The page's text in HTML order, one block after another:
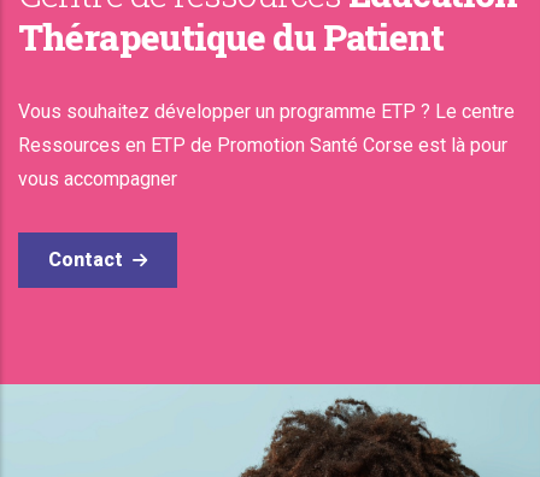
Thérapeutique du Patient
Vous souhaitez développer un programme ETP ? Le centre
Ressources en ETP de Promotion Santé Corse est là pour
vous accompagner
Contact